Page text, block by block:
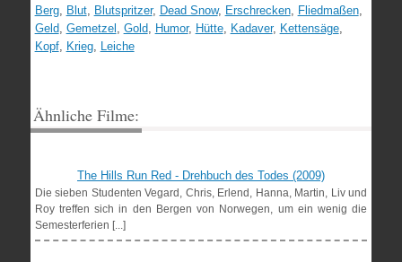
Berg, Blut, Blutspritzer, Dead Snow, Erschrecken, Fliedmaßen,
Geld, Gemetzel , Gold, Humor, Hütte, Kadaver, Kettensäge,
Kopf, Krieg, Leiche
Ähnliche Filme:
The Hills Run Red - Drehbuch des Todes (2009)
Die sieben Studenten Vegard, Chris, Erlend, Hanna, Martin, Liv und
Roy treffen sich in den Bergen von Norwegen, um ein wenig die
Semesterferien [...]